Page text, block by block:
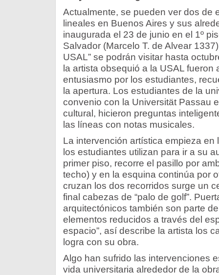
Actualmente, se pueden ver dos de
lineales en Buenos Aires y sus
inaugurada el 23 de junio en el 1º
Salvador (Marcelo T. de Alvear
USAL” se podrán visitar hasta
la artista obsequió a la USAL fueron
entusiasmo por los estudiantes,
la apertura. Los estudiantes de la
convenio con la Universität Passau
cultural, hicieron preguntas
las líneas con notas musicales.
La intervención artística empieza en
los estudiantes utilizan para ir a su
primer piso, recorre el pasillo por
techo) y en la esquina continúa por
cruzan los dos recorridos surge un
final cabezas de “palo de golf”.
arquitectónicos también son parte
elementos reducidos a través del
espacio”, así describe la artista los
logra con su obra.
Algo han sufrido las intervenciones
vida universitaria alrededor de la